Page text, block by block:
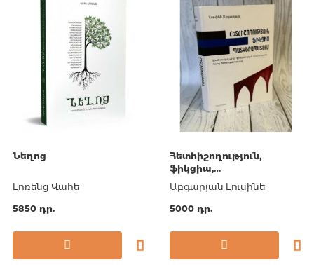
Նեղոց
Լոռենց Վահե
5850 դր.
Հետհիշողություն,
ֆիկցիա,
պատկերապատում․
Ֆրանսիական արդի
գրականության
Ցեղասպանության
Աբգարյան Լուսինե
5000 դր.